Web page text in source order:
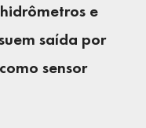
e
saída por
sensor